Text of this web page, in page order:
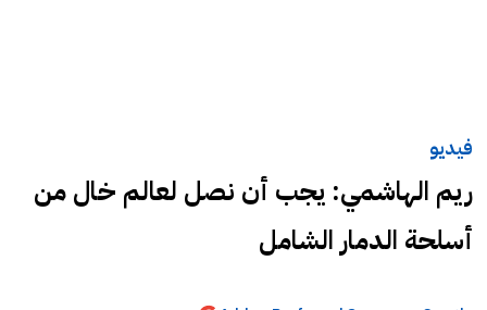
فيديو
ريم الهاشمي: يجب أن نصل لعالم خال من
أسلحة الدمار الشامل